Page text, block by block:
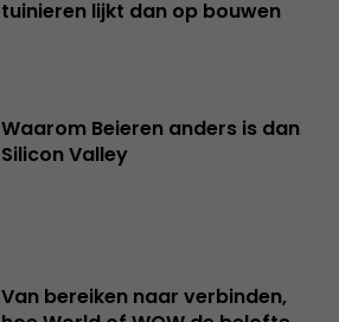
tuinieren lijkt dan op bouwen
Waarom Beieren anders is dan
Silicon Valley
Van bereiken naar verbinden,